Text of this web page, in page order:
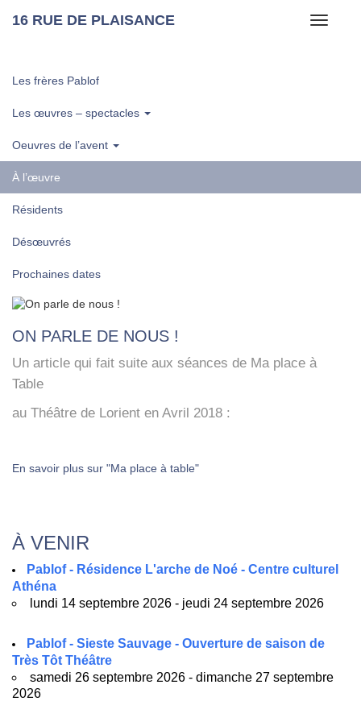
Toggle
16 RUE DE PLAISANCE
Les frères Pablof
Les œuvres – spectacles
Oeuvres de l’avent
À l’œuvre
Résidents
Désœuvrés
Prochaines dates
ON PARLE DE NOUS !
Un article qui fait suite aux séances de Ma place à
Table
au Théâtre de Lorient en Avril 2018 :
En savoir plus sur "Ma place à table"
À VENIR
Pablof - Résidence L'arche de Noé - Centre culturel
Athéna
lundi 14 septembre 2026 - jeudi 24 septembre 2026
Pablof - Sieste Sauvage - Ouverture de saison de
Très Tôt Théâtre
samedi 26 septembre 2026 - dimanche 27 septembre
2026